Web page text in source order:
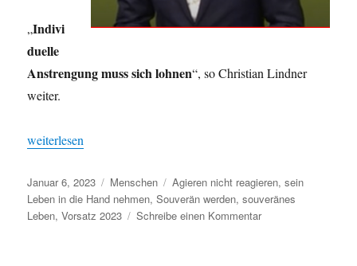
„Indivi
duelle
Anstrengung muss sich lohnen“, so Christian Lindner
weiter.
„Jeder hat sein Schicksal selbst in der Hand !“
weiterlesen
Veröffentlicht
am
Januar 6, 2023 Kategorien
Menschen Schlagwörter
Agieren nicht reagieren,sein
Leben in die Hand nehmen,Souverän werden,souveränes
Leben,Vorsatz 2023 Schreibe einen Kommentarzu